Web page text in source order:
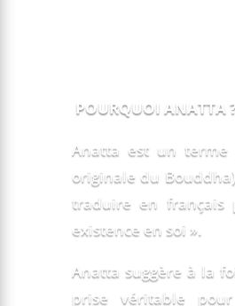
POURQUOI ANATTA
Anatta est un terme
originale du
traduire en français
existence en soi ».
Anatta suggère à la
prise véritable